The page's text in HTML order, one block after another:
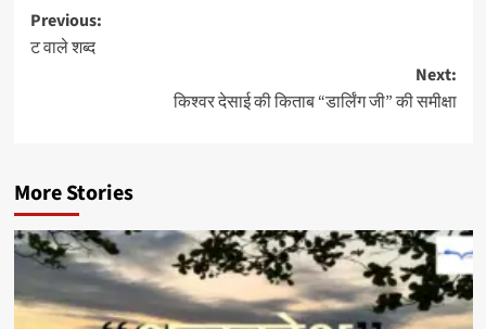
Post
navigation
Previous:
ट वाले शब्द
Next:
किश्वर देसाई की किताब “डार्लिंग जी” की समीक्षा
More Stories